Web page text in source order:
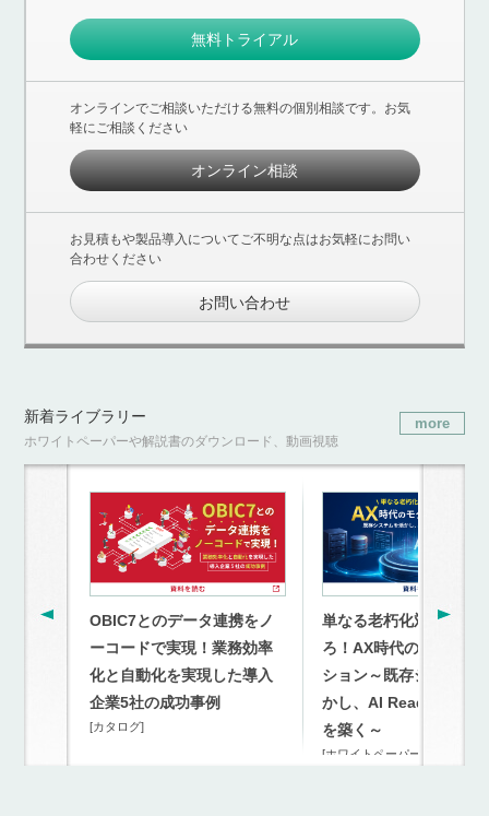
無料トライアル
オンラインでご相談いただける無料の個別相談です。お気
軽にご相談ください
オンライン相談
お見積もや製品導入についてご不明な点はお気軽にお問い
合わせください
お問い合わせ
新着ライブラリー
ホワイトペーパーや解説書のダウンロード、動画視聴
more
OBIC7とのデータ連携をノ
ーコードで実現！業務効率
化と自動化を実現した導入
企業5社の成功事例
[カタログ]
単なる老朽化対策を超
ろ！AX時代のモダナイ
ション～既存システム
かし、AI Readyな連携
を築く～
[ホワイトペーパー]